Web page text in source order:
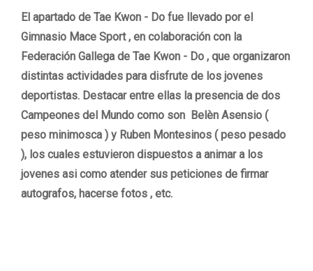
El apartado de Tae Kwon - Do fue llevado por el
Gimnasio Mace Sport , en colaboración con la
Federación Gallega de Tae Kwon - Do , que organizaron
distintas actividades para disfrute de los jovenes
deportistas. Destacar entre ellas la presencia de dos
Campeones del Mundo como son Belèn Asensio (
peso minimosca ) y Ruben Montesinos ( peso pesado
), los cuales estuvieron dispuestos a animar a los
jovenes asi como atender sus peticiones de firmar
autografos, hacerse fotos , etc.